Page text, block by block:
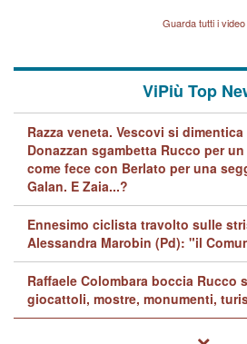
quelle di... Barbara D'UrsoGuarda tutti i video
ViPiù Top
Razza veneta. Vescovi si
Donazzan sgambetta Rucco per
come fece con Berlato per una
Galan. E Zaia...?
Ennesimo ciclista travolto sulle
Alessandra Marobin (Pd): "il
Raffaele Colombara boccia Rucco
giocattoli, mostre, monumenti,